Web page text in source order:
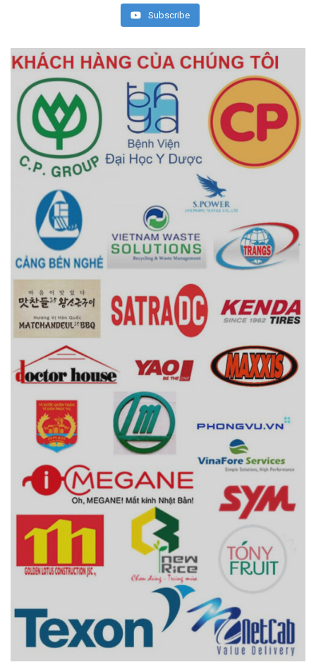
Subscribe